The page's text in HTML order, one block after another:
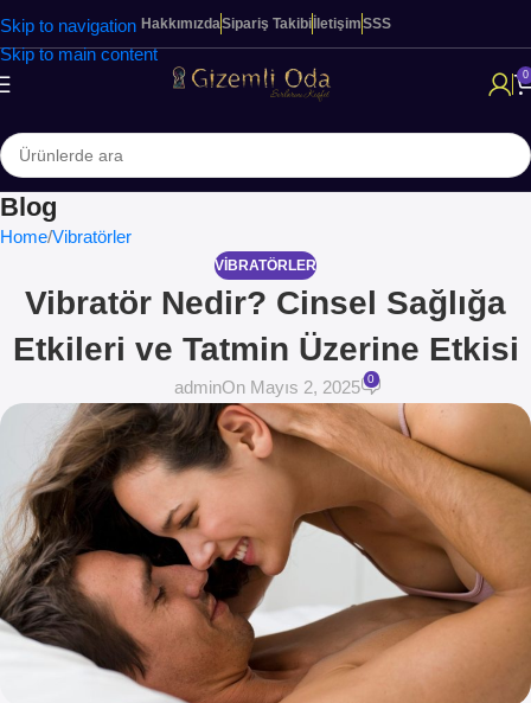
Skip to navigation
Skip to main content
HakkımızdaSipariş Takibi İletişimSSS
0
Blog
Home Vibratörler
VIBRATÖRLER
Vibratör Nedir? Cinsel Sağlığa
Etkileri ve Tatmin Üzerine Etkisi
adminOn Mayıs 2, 2025 0